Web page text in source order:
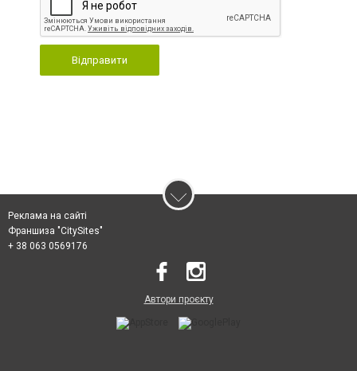
Відправити
Реклама на сайті
Франшиза "CitySites"
+ 38 063 0569176
Автори проєкту